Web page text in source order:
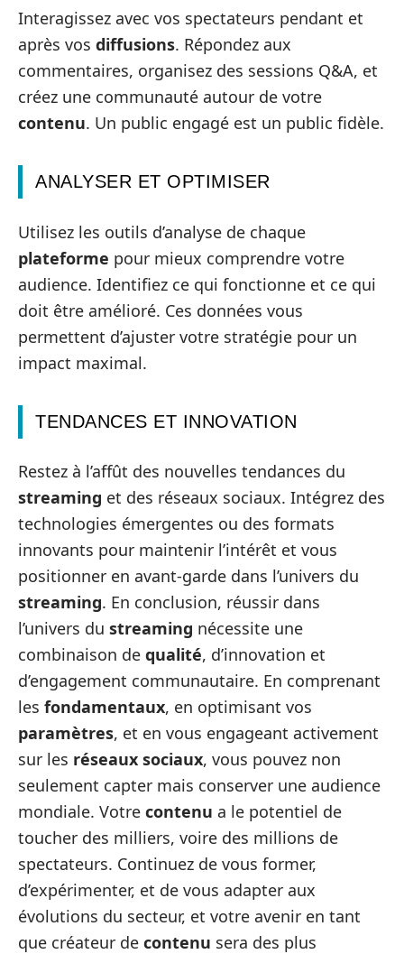
Interagissez avec vos spectateurs pendant et
après vos diffusions. Répondez aux
commentaires, organisez des sessions Q&A, et
créez une communauté autour de votre
contenu. Un public engagé est un public fidèle.
ANALYSER ET OPTIMISER
Utilisez les outils d’analyse de chaque
plateforme pour mieux comprendre votre
audience. Identifiez ce qui fonctionne et ce qui
doit être amélioré. Ces données vous
permettent d’ajuster votre stratégie pour un
impact maximal.
TENDANCES ET INNOVATION
Restez à l’affût des nouvelles tendances du
streaming et des réseaux sociaux. Intégrez des
technologies émergentes ou des formats
innovants pour maintenir l’intérêt et vous
positionner en avant-garde dans l’univers du
streaming. En conclusion, réussir dans
l’univers du streaming nécessite une
combinaison de qualité, d’innovation et
d’engagement communautaire. En comprenant
les fondamentaux, en optimisant vos
paramètres, et en vous engageant activement
sur les réseaux sociaux, vous pouvez non
seulement capter mais conserver une audience
mondiale. Votre contenu a le potentiel de
toucher des milliers, voire des millions de
spectateurs. Continuez de vous former,
d’expérimenter, et de vous adapter aux
évolutions du secteur, et votre avenir en tant
que créateur de contenu sera des plus